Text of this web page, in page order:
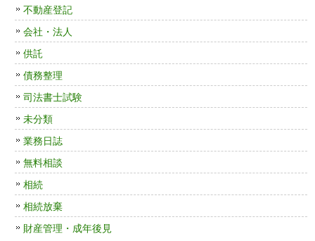
不動産登記
会社・法人
供託
債務整理
司法書士試験
未分類
業務日誌
無料相談
相続
相続放棄
財産管理・成年後見